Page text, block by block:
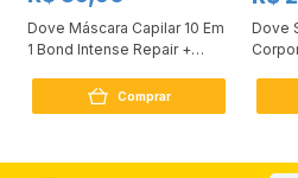
Dove Máscara Capilar 10 Em
1 Bond Intense Repair +
Comprar
Dove